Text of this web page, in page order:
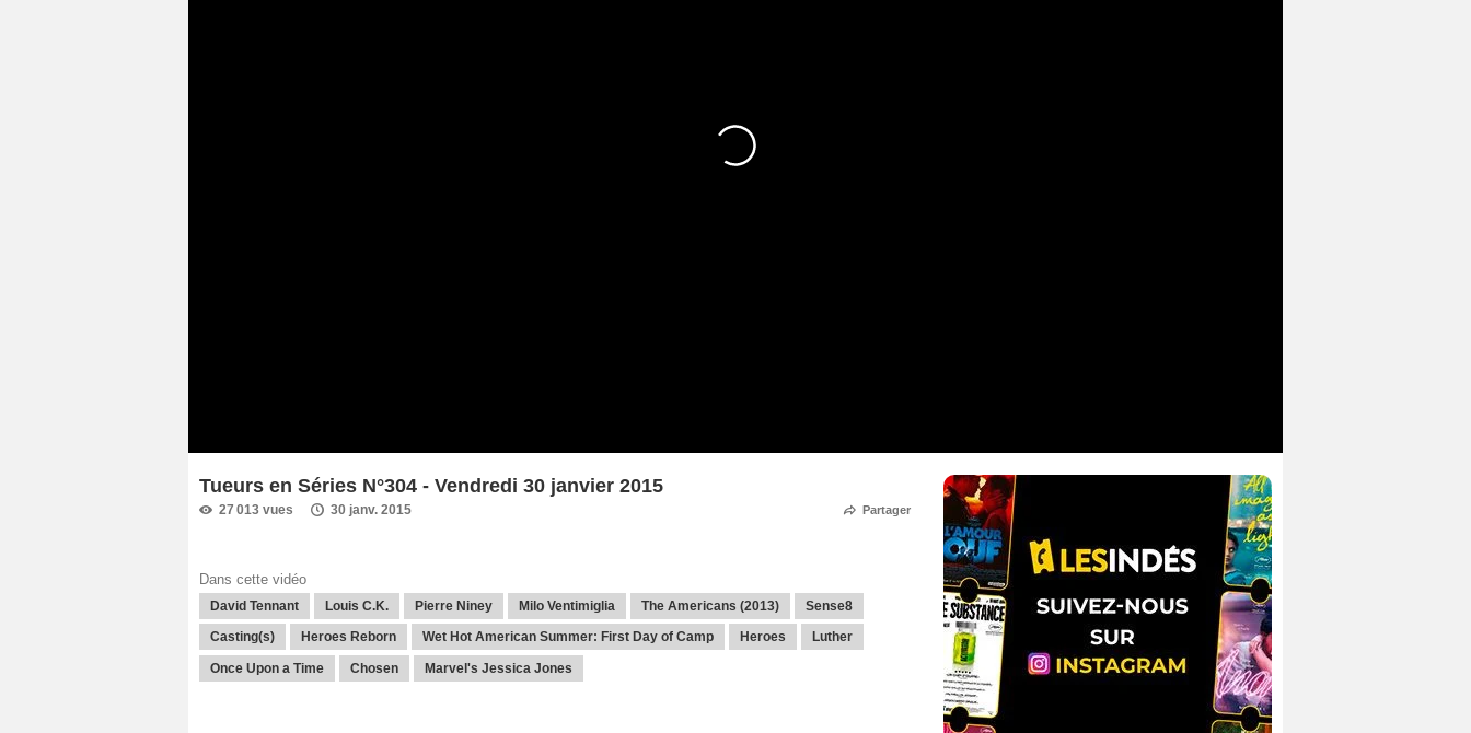
Tueurs en Séries N°304 - Vendredi 30 janvier 2015
27 013 vues 30 janv. 2015 Partager
Dans cette vidéo
David Tennant Louis C.K. Pierre Niney Milo Ventimiglia The Americans (2013) Sense8
Casting(s) Heroes Reborn Wet Hot American Summer: First Day of Camp Heroes Luther
Once Upon a Time Chosen Marvel's Jessica Jones